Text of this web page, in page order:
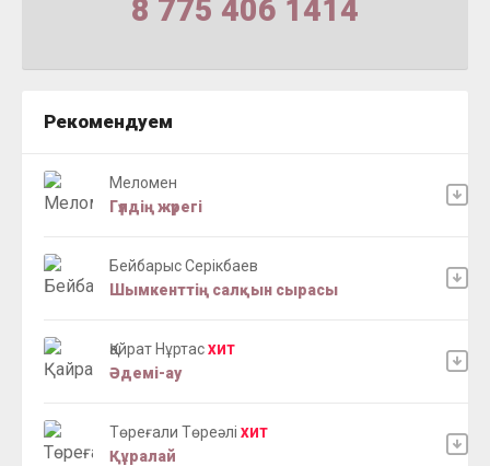
8 775 406 1414
Рекомендуем
Меломен
Гүлдің жүрегі
Бейбарыс Серікбаев
Шымкенттің салқын сырасы
Қайрат Нұртас ХИТ
Әдемі-ау
Төреғали Төреәлі ХИТ
Құралай